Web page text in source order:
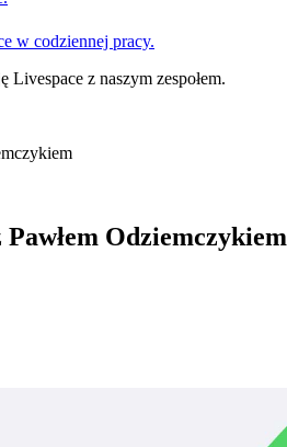
w codziennej pracy.
z naszym zespołem.
Odziemczykiem